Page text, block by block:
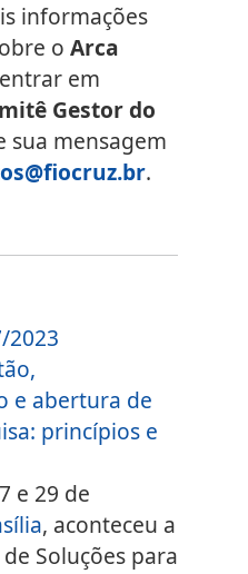
informações
o Arca
em
Gestor do
sua mensagem
.
2023
e abertura de
princípios e
e 29 de
, aconteceu a
Soluções para